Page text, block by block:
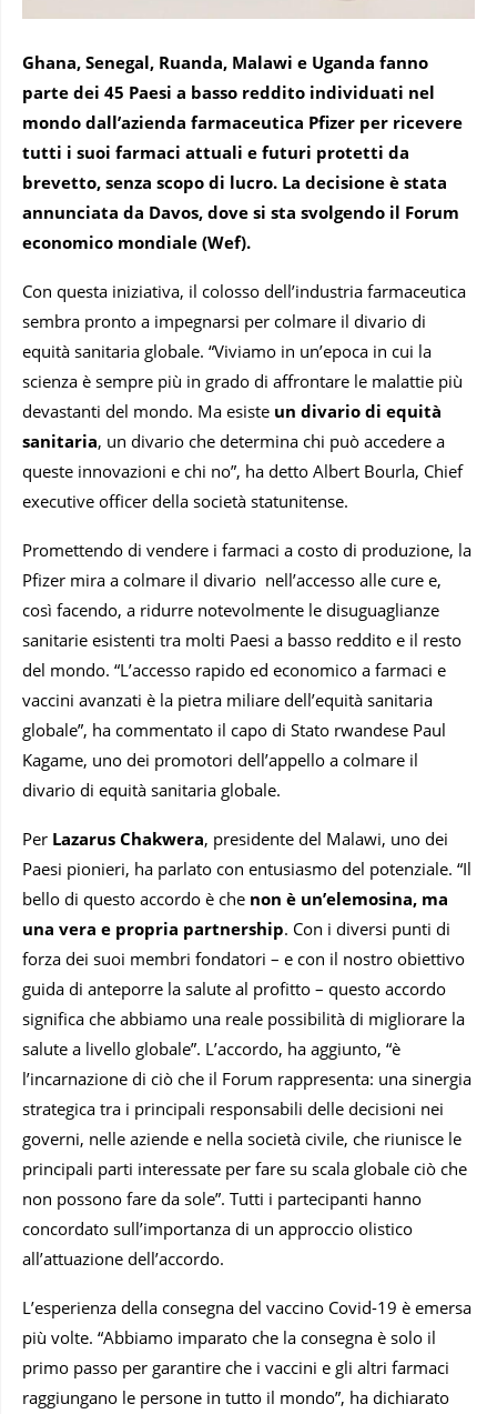
Ghana, Senegal, Ruanda, Malawi e Uganda fanno
parte dei 45 Paesi a basso reddito individuati nel
mondo dall’azienda farmaceutica Pfizer per ricevere
tutti i suoi farmaci attuali e futuri protetti da
brevetto, senza scopo di lucro. La decisione è stata
annunciata da Davos, dove si sta svolgendo il Forum
economico mondiale (Wef).
Con questa iniziativa, il colosso dell’industria farmaceutica
sembra pronto a impegnarsi per colmare il divario di
equità sanitaria globale. “Viviamo in un’epoca in cui la
scienza è sempre più in grado di affrontare le malattie più
devastanti del mondo. Ma esiste un divario di equità
sanitaria, un divario che determina chi può accedere a
queste innovazioni e chi no”, ha detto Albert Bourla, Chief
executive officer della società statunitense.
Promettendo di vendere i farmaci a costo di produzione, la
Pfizer mira a colmare il divario nell’accesso alle cure e,
così facendo, a ridurre notevolmente le disuguaglianze
sanitarie esistenti tra molti Paesi a basso reddito e il resto
del mondo. “L’accesso rapido ed economico a farmaci e
vaccini avanzati è la pietra miliare dell’equità sanitaria
globale”, ha commentato il capo di Stato rwandese Paul
Kagame, uno dei promotori dell’appello a colmare il
divario di equità sanitaria globale.
Per Lazarus Chakwera, presidente del Malawi, uno dei
Paesi pionieri, ha parlato con entusiasmo del potenziale. “Il
bello di questo accordo è che non è un’elemosina, ma
una vera e propria partnership. Con i diversi punti di
forza dei suoi membri fondatori – e con il nostro obiettivo
guida di anteporre la salute al profitto – questo accordo
significa che abbiamo una reale possibilità di migliorare la
salute a livello globale”. L’accordo, ha aggiunto, “è
l’incarnazione di ciò che il Forum rappresenta: una sinergia
strategica tra i principali responsabili delle decisioni nei
governi, nelle aziende e nella società civile, che riunisce le
principali parti interessate per fare su scala globale ciò che
non possono fare da sole”. Tutti i partecipanti hanno
concordato sull’importanza di un approccio olistico
all’attuazione dell’accordo.
L’esperienza della consegna del vaccino Covid-19 è emersa
più volte. “Abbiamo imparato che la consegna è solo il
primo passo per garantire che i vaccini e gli altri farmaci
raggiungano le persone in tutto il mondo”, ha dichiarato